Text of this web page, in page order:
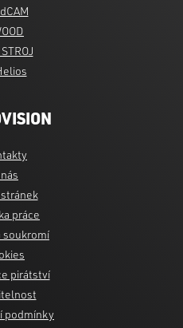
práce
soukromí
pirátství
podmínky